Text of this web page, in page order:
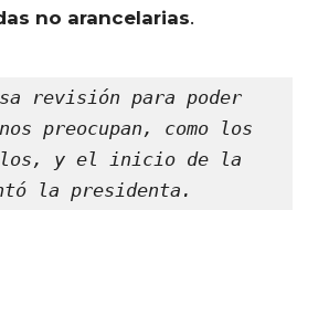
no arancelarias.
revisión para poder
preocupan, como los
y el inicio de la
la presidenta.